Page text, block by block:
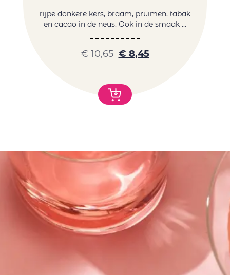
rijpe donkere kers, braam, pruimen, tabak
en cacao in de neus. Ook in de smaak ...
€10,65 € 8,45